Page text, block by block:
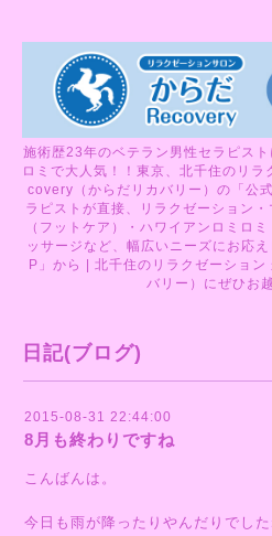
施術歴23年のベテラン男性セラピス
ロミで大人気！！東京、北千住のリ
covery（からだリカバリー）の「公
ラピストが直接、リラクゼーション
（フットケア）・ハワイアンロミロ
ッサージなど、幅広いニーズにお応
P」から | 北千住のリラクゼーショ
バリー）にぜひお
日記(ブログ)
2015-08-31 22:44:00
8月も終わりですね
こんばんは。
今日も雨が降ったりやんだりでした